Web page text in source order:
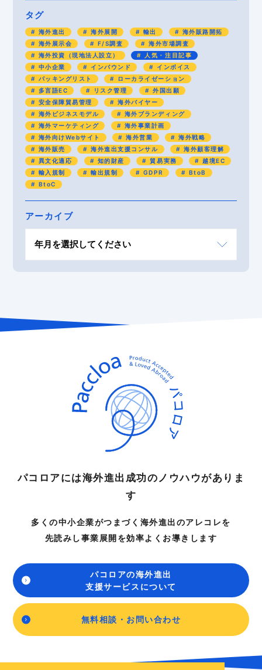
タグ
海外進出 海外展開 輸出
海外販路開拓
海外展示会
F/S調査
海外市場調査
海外投資（現地法人設立）
人気・注目記事
中小企業
インバウンド
インボイス
パッキングリスト
ローカライゼーション
多言語EC
リスク管理
外国出願
安全保障貿易管理
海外バイヤー
海外ビジネスモデル
海外ブランディング
海外マーケティング
海外事業計画
海外向けWebサイト
海外営業
海外戦略
海外販売
海外進出支援コンサル
海外顧客理解
異文化適応
知的財産 貿易実務
越境EC
輸入規制
輸出規制 GDPR
BtoB
BtoC
アーカイブ
パコロアには海外進出成功のノウハウがありま
す
多くの中小企業がつまづく海外進出のアレコレを
先読みし事業展開を効率よくお導きします
パコロアの海外進出
支援サービスについて
無料相談・お問い合わせ